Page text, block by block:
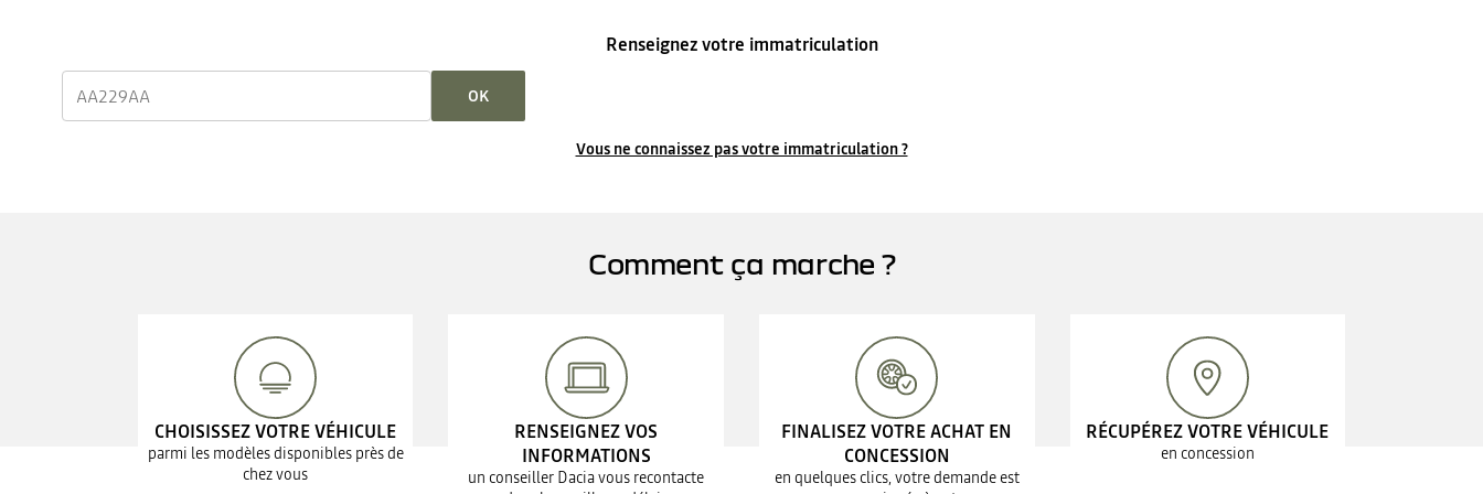
Renseignez votre immatriculation
OK
Vous ne connaissez pas votre immatriculation ?
Comment ça marche ?
CHOISISSEZ VOTRE VÉHICULE
parmi les modèles disponibles près de
chez vous
RENSEIGNEZ VOS
INFORMATIONS
un conseiller Dacia vous recontacte
FINALISEZ VOTRE ACHAT EN
CONCESSION
en quelques clics, votre demande est
RÉCUPÉREZ VOTRE VÉHICULE
en concession